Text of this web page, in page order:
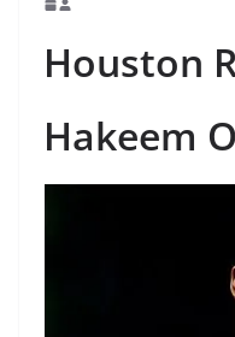
Houston
Hakeem